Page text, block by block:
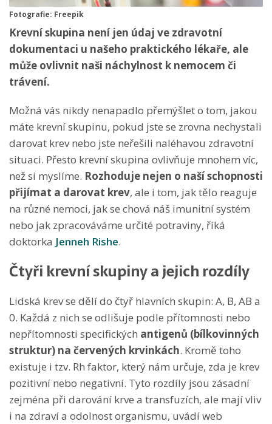
Fotografie: Freepik
Krevní skupina není jen údaj ve zdravotní
dokumentaci u našeho praktického lékaře, ale
může ovlivnit naši náchylnost k nemocem či
trávení.
Možná vás nikdy nenapadlo přemýšlet o tom, jakou
máte krevní skupinu, pokud jste se zrovna nechystali
darovat krev nebo jste neřešili naléhavou zdravotní
situaci. Přesto krevní skupina ovlivňuje mnohem víc,
než si myslíme. Rozhoduje nejen o naší schopnosti
přijímat a darovat krev, ale i tom, jak tělo reaguje
na různé nemoci, jak se chová náš imunitní systém
nebo jak zpracováváme určité potraviny, říká
doktorka Jenneh Rishe.
Čtyři krevní skupiny a jejich rozdíly
Lidská krev se dělí do čtyř hlavních skupin: A, B, AB a
0. Každá z nich se odlišuje podle přítomnosti nebo
nepřítomnosti specifických antigenů (bílkovinných
struktur) na červených krvinkách. Kromě toho
existuje i tzv. Rh faktor, který nám určuje, zda je krev
pozitivní nebo negativní. Tyto rozdíly jsou zásadní
zejména při darování krve a transfuzích, ale mají vliv
i na zdraví a odolnost organismu, uvádí web